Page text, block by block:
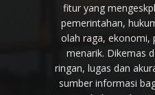
fitur yang
pemerintahan,
olah raga, ekonomi,
menarik. Dikemas
ringan, lugas dan
sumber informasi